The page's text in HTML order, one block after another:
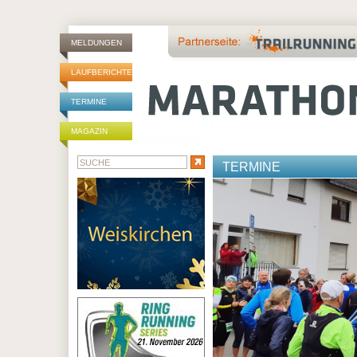
MELDUNGEN
LAUFBERICHTE
TERMINE
MAGAZIN
TERMINE